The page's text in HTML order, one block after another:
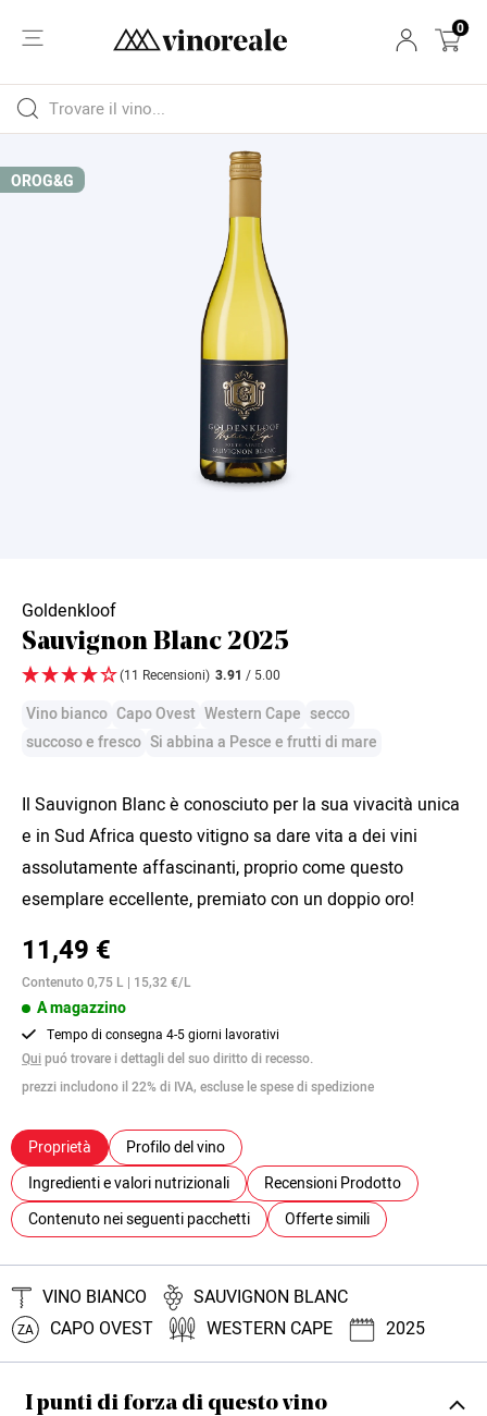
0
OROG&G
Goldenkloof
Sauvignon Blanc 2025
(11 Recensioni) 3.91 / 5.00
Vino bianco Capo Ovest Western Cape secco
succoso e fresco Si abbina a Pesce e frutti di mare
Il Sauvignon Blanc è conosciuto per la sua vivacità unica
e in Sud Africa questo vitigno sa dare vita a dei vini
assolutamente affascinanti, proprio come questo
esemplare eccellente, premiato con un doppio oro!
11,49 €
Contenuto 0,75 L | 15,32 €/L
A magazzino
Tempo di consegna 4-5 giorni lavorativi
Quipuó trovare i dettagli del suo diritto di recesso.
prezzi includono il 22% di IVA, escluse le spese di spedizione
Proprietà
Profilo del vino
Ingredienti e valori nutrizionali
Recensioni Prodotto
Contenuto nei seguenti pacchetti
Offerte simili
VINO BIANCO SAUVIGNON BLANC
ZA CAPO OVEST WESTERN CAPE 2025
I punti di forza di questo vino